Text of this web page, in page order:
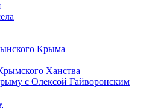
Крыма
Ханства
с Олексой Гайворонским